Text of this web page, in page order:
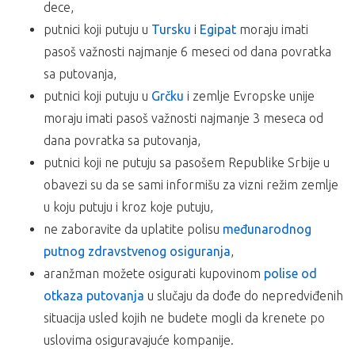
Vanlinijski prevoz autobusom na relaciji Beograd –
Halkidiki – Beograd,
boravak od 10 noćenja sa uslugom po izboru, u
studijima ili apartmanima,
troškove organizacije putovanja i usluge predstavnika
agencije organizatora putovanja ili inopartnera za
vreme boravka na destinaciji.
ARANŽMAN NE OBUHVATA:
Polisu Međunarodnog putnog zdravstveno osiguranja,
osiguranje od otkaza putovanja,
individualne troškove,
usluge koje nisu predviđene programom i troškove
fakultativnih izleta koji nisu sastavni deo programa
putovanja,
boravišnu taksu u Grčkoj dnevno po sobi: privatan
smeštaj – 2€, hoteli 1*/2* – 2€, hoteli 3* – 5€, hoteli 4*
– 10€, hoteli 5* – 15€. Plaćanje boravišne takse se vrši
ulaska u druge zemlje.
NAPOMENA:
Maloletna lica, ukoliko putuju bez oba ili sa jednim roditeljem,
moraju imati saglasnost roditelja koji ne putuje, overenu kod
nadležnog organa.
Ukoliko Vam ponuda za Aparthotel PETRIDIS Pefkohori ne
odgovara pogledajte ponudu ostalih smeštaja u letovalištu
Pefkohoriili ostalim letovalištima na poluostrvu Halkidikina
severuGrčke
dece,
putnici koji putuju u Tursku i Egipat moraju imati
pasoš važnosti najmanje 6 meseci od dana povratka
sa putovanja,
putnici koji putuju u Grčku i zemlje Evropske unije
moraju imati pasoš važnosti najmanje 3 meseca od
dana povratka sa putovanja,
putnici koji ne putuju sa pasošem Republike Srbije u
obavezi su da se sami informišu za vizni režim zemlje
u koju putuju i kroz koje putuju,
ne zaboravite da uplatite polisu međunarodnog
putnog zdravstvenog osiguranja
aranžman možete osigurati kupovinom polise od
otkaza putovanja u slučaju da dođe do nepredviđenih
situacija usled kojih ne budete mogli da krenete po
uslovima osiguravajuće kompanije.